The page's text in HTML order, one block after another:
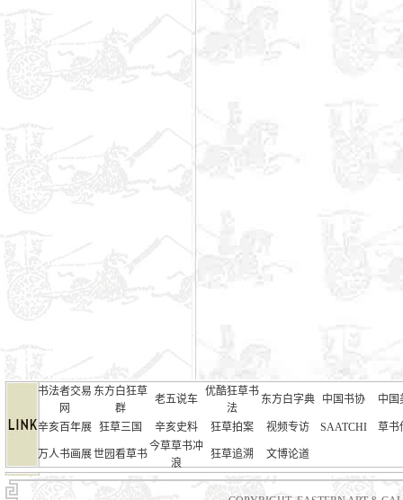
书法者交易
网
东方白狂草
群
老五说车
优酷狂草书
法
东方白字典 中国书协 中国
辛亥百年展 狂草三国 辛亥史料 狂草拍案 视频专访 SAATCHI 草书
万人书画展世园看草书
今草草书冲
浪
狂草追溯 文博论道